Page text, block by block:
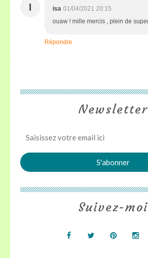
I isa 01/04/2021 20:15
ouaw ! mille mercis , plein de
Répondre
Newsletter
Suivez-moi